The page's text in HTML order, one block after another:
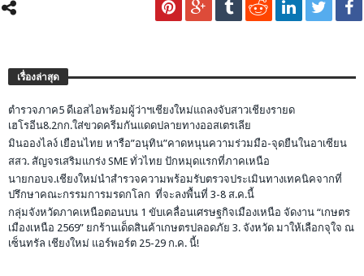
เรื่องล่าสุด
ตำรวจภาค5 ดีเอสไอพร้อมผู้ว่าฯเชียงใหม่แถลงจับสาวเชียงรายด
เฮโรอีน8.2กก.ใส่ขวดครีมกันแดดปลายทางออสเตรเลีย
มินอองไลง์ เยือนไทย หารือ”อนุทิน”คาดหนุนความร่วมมือ-จุดยืนในอาเซียน
สสว. สัญจรเสริมแกร่ง SME ทั่วไทย ปักหมุดแรกที่ภาคเหนือ
นายกอบจ.เชียงใหม่นำสำรวจความพร้อมรับตรวจประเมินทางเทคนิคจากที่
ปรึกษาคณะกรรมการมรดกโลก ที่จะลงพื้นที่ 3-8 ส.ค.นี้
กลุ่มจังหวัดภาคเหนือตอนบน 1 ขับเคลื่อนเศรษฐกิจเมืองเหนือ จัดงาน “เกษตร
เมืองเหนือ 2569” ยกร้านเด็ดสินค้าเกษตรปลอดภัย 3. จังหวัด มาให้เลือกจุใจ ณ
เซ็นทรัล เชียงใหม่ แอร์พอร์ต 25-29 ก.ค. นี้!